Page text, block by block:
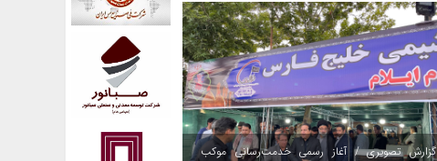
گزارش تصویری / آغاز رسمی خدمت‌رسانی موکب